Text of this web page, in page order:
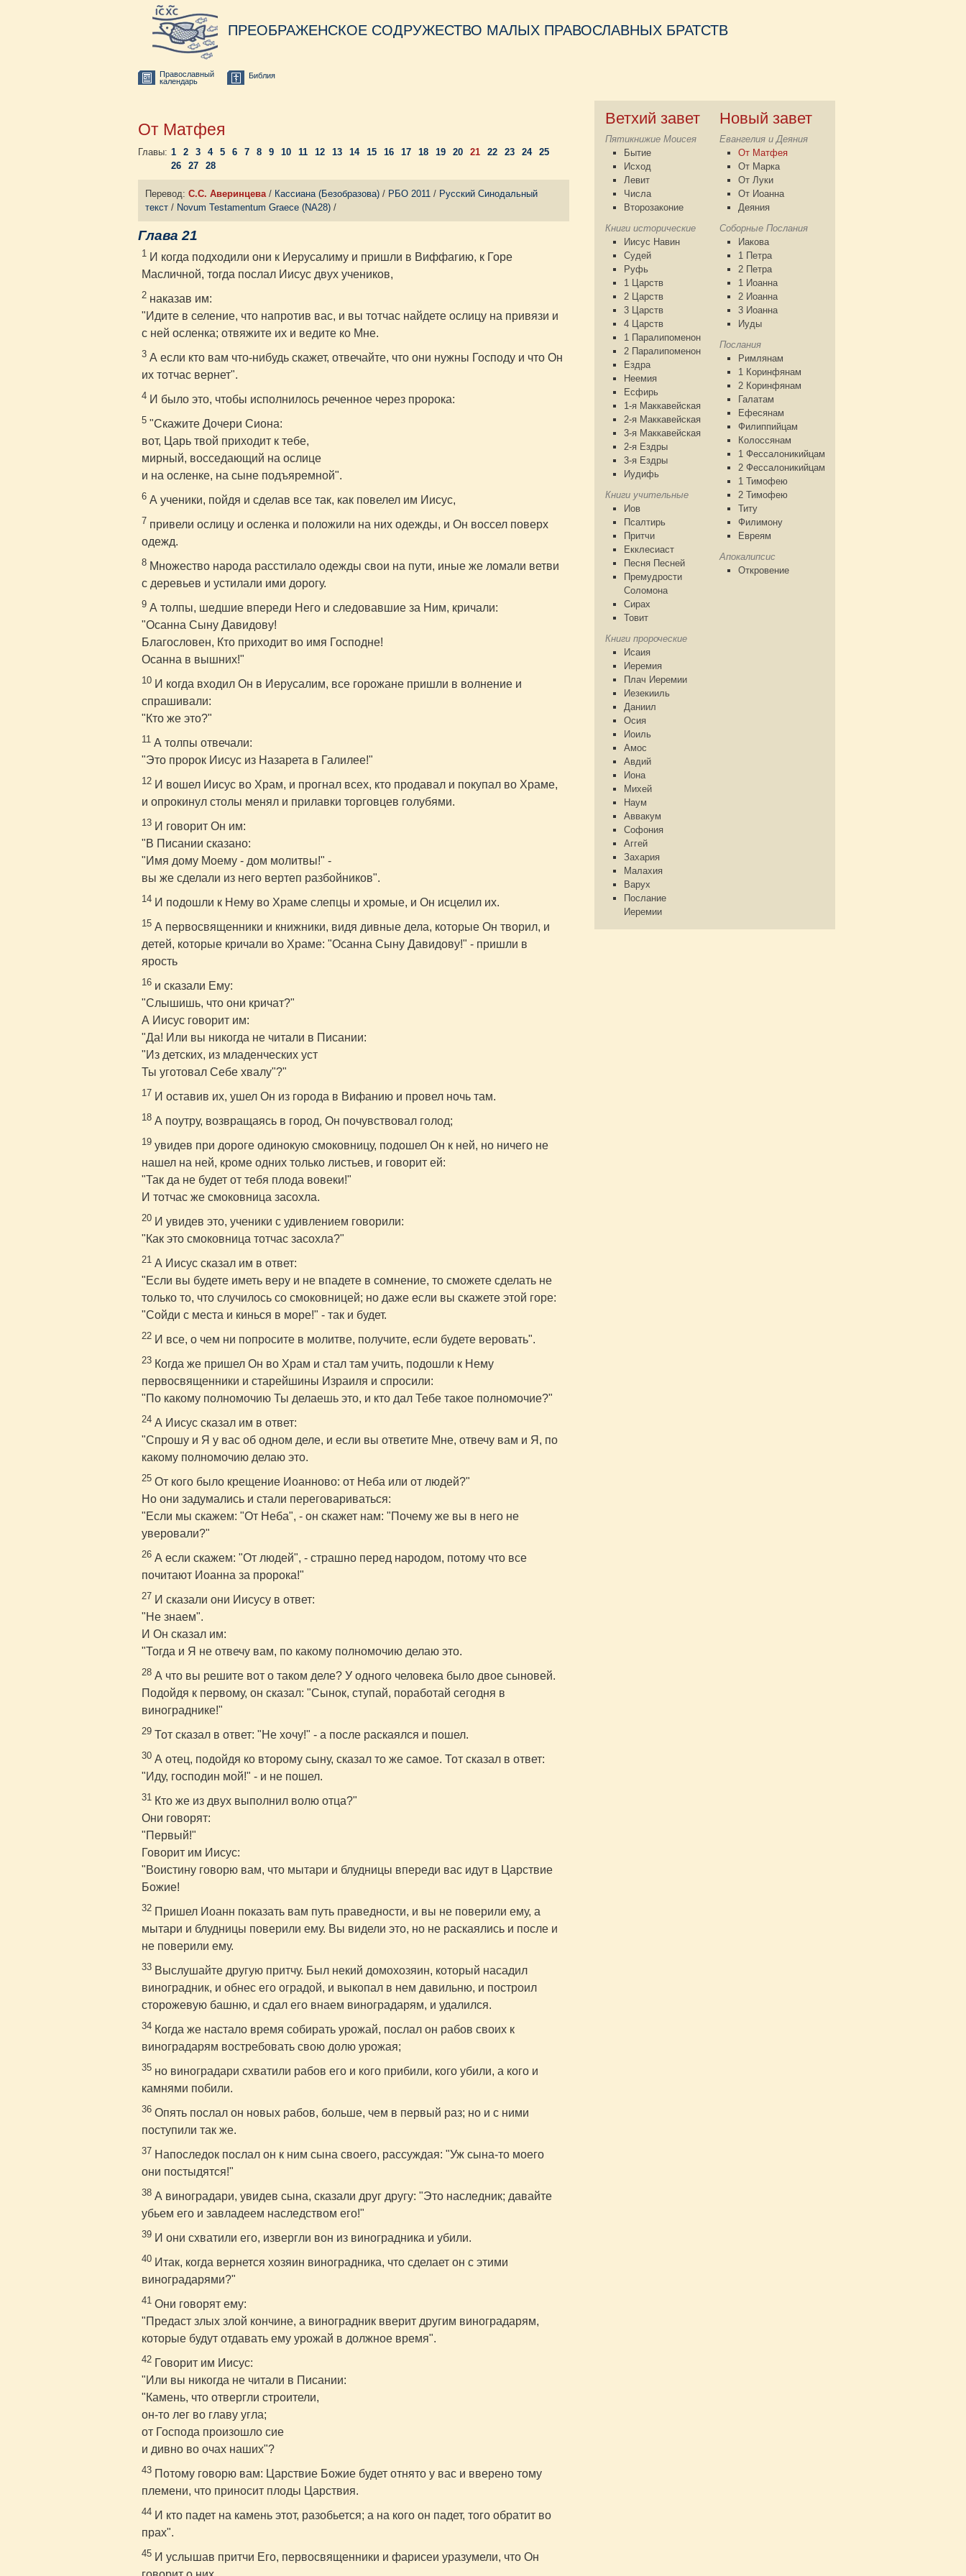
ПРЕОБРАЖЕНСКОЕ СОДРУЖЕСТВО МАЛЫХ ПРАВОСЛАВНЫХ БРАТСТВ
Православный
календарь
Библия
От Матфея
Главы: 1 2 3 4 5 6 7 8 9 10 11 12 13 14 15 16 17 18 19 20 21 22 23 24
25
26
27 28
Перевод: С.С. Аверинцева / Кассиана (Безобразова) / РБО 2011 / Русский Синодальный
текст / Novum Testamentum Graece (NA28) /
Глава 21
1 И когда подходили они к Иерусалиму и пришли в Виффагию, к Горе
Масличной, тогда послал Иисус двух учеников,
2 наказав им:
"Идите в селение, что напротив вас, и вы тотчас найдете ослицу на привязи и
с ней осленка; отвяжите их и ведите ко Мне.
3 А если кто вам что-нибудь скажет, отвечайте, что они нужны Господу и что Он
их тотчас вернет".
4 И было это, чтобы исполнилось реченное через пророка:
5 "Скажите Дочери Сиона:
вот, Царь твой приходит к тебе,
мирный, восседающий на ослице
и на осленке, на сыне подъяремной".
6 А ученики, пойдя и сделав все так, как повелел им Иисус,
7 привели ослицу и осленка и положили на них одежды, и Он воссел поверх
одежд.
8 Множество народа расстилало одежды свои на пути, иные же ломали ветви
с деревьев и устилали ими дорогу.
9 А толпы, шедшие впереди Него и следовавшие за Ним, кричали:
"Осанна Сыну Давидову!
Благословен, Кто приходит во имя Господне!
Осанна в вышних!"
10 И когда входил Он в Иерусалим, все горожане пришли в волнение и
спрашивали:
"Кто же это?"
11 А толпы отвечали:
"Это пророк Иисус из Назарета в Галилее!"
12 И вошел Иисус во Храм, и прогнал всех, кто продавал и покупал во Храме,
и опрокинул столы менял и прилавки торговцев голубями.
13 И говорит Он им:
"В Писании сказано:
"Имя дому Моему - дом молитвы!" -
вы же сделали из него вертеп разбойников".
14 И подошли к Нему во Храме слепцы и хромые, и Он исцелил их.
15 А первосвященники и книжники, видя дивные дела, которые Он творил, и
детей, которые кричали во Храме: "Осанна Сыну Давидову!" - пришли в
ярость
16 и сказали Ему:
"Слышишь, что они кричат?"
А Иисус говорит им:
"Да! Или вы никогда не читали в Писании:
"Из детских, из младенческих уст
Ты уготовал Себе хвалу"?"
17 И оставив их, ушел Он из города в Вифанию и провел ночь там.
18 А поутру, возвращаясь в город, Он почувствовал голод;
19 увидев при дороге одинокую смоковницу, подошел Он к ней, но ничего не
нашел на ней, кроме одних только листьев, и говорит ей:
"Так да не будет от тебя плода вовеки!"
И тотчас же смоковница засохла.
20 И увидев это, ученики с удивлением говорили:
"Как это смоковница тотчас засохла?"
21 А Иисус сказал им в ответ:
"Если вы будете иметь веру и не впадете в сомнение, то сможете сделать не
только то, что случилось со смоковницей; но даже если вы скажете этой горе:
"Сойди с места и кинься в море!" - так и будет.
22 И все, о чем ни попросите в молитве, получите, если будете веровать".
23 Когда же пришел Он во Храм и стал там учить, подошли к Нему
первосвященники и старейшины Израиля и спросили:
"По какому полномочию Ты делаешь это, и кто дал Тебе такое полномочие?"
24 А Иисус сказал им в ответ:
"Спрошу и Я у вас об одном деле, и если вы ответите Мне, отвечу вам и Я, по
какому полномочию делаю это.
25 От кого было крещение Иоанново: от Неба или от людей?"
Но они задумались и стали переговариваться:
"Если мы скажем: "От Неба", - он скажет нам: "Почему же вы в него не
уверовали?"
26 А если скажем: "От людей", - страшно перед народом, потому что все
почитают Иоанна за пророка!"
27 И сказали они Иисусу в ответ:
"Не знаем".
И Он сказал им:
"Тогда и Я не отвечу вам, по какому полномочию делаю это.
28 А что вы решите вот о таком деле? У одного человека было двое сыновей.
Подойдя к первому, он сказал: "Сынок, ступай, поработай сегодня в
винограднике!"
29 Тот сказал в ответ: "Не хочу!" - а после раскаялся и пошел.
30 А отец, подойдя ко второму сыну, сказал то же самое. Тот сказал в ответ:
"Иду, господин мой!" - и не пошел.
31 Кто же из двух выполнил волю отца?"
Они говорят:
"Первый!"
Говорит им Иисус:
"Воистину говорю вам, что мытари и блудницы впереди вас идут в Царствие
Божие!
32 Пришел Иоанн показать вам путь праведности, и вы не поверили ему, а
мытари и блудницы поверили ему. Вы видели это, но не раскаялись и после и
не поверили ему.
33 Выслушайте другую притчу. Был некий домохозяин, который насадил
виноградник, и обнес его оградой, и выкопал в нем давильню, и построил
сторожевую башню, и сдал его внаем виноградарям, и удалился.
34 Когда же настало время собирать урожай, послал он рабов своих к
виноградарям востребовать свою долю урожая;
35 но виноградари схватили рабов его и кого прибили, кого убили, а кого и
камнями побили.
36 Опять послал он новых рабов, больше, чем в первый раз; но и с ними
поступили так же.
37 Напоследок послал он к ним сына своего, рассуждая: "Уж сына-то моего
они постыдятся!"
38 А виноградари, увидев сына, сказали друг другу: "Это наследник; давайте
убьем его и завладеем наследством его!"
39 И они схватили его, извергли вон из виноградника и убили.
40 Итак, когда вернется хозяин виноградника, что сделает он с этими
виноградарями?"
41 Они говорят ему:
"Предаст злых злой кончине, а виноградник вверит другим виноградарям,
которые будут отдавать ему урожай в должное время".
42 Говорит им Иисус:
"Или вы никогда не читали в Писании:
"Камень, что отвергли строители,
он-то лег во главу угла;
от Господа произошло сие
и дивно во очах наших"?
43 Потому говорю вам: Царствие Божие будет отнято у вас и вверено тому
племени, что приносит плоды Царствия.
44 И кто падет на камень этот, разобьется; а на кого он падет, того обратит во
прах".
45 И услышав притчи Его, первосвященники и фарисеи уразумели, что Он
Ветхий завет
Пятикнижие Моисея
Бытие
Исход
Левит
Числа
Второзаконие
Книги исторические
Иисус Навин
Судей
Руфь
1 Царств
2 Царств
3 Царств
4 Царств
1 Паралипоменон
2 Паралипоменон
Ездра
Неемия
Есфирь
1-я Маккавейская
2-я Маккавейская
3-я Маккавейская
2-я Ездры
3-я Ездры
Иудифь
Книги учительные
Иов
Псалтирь
Притчи
Екклесиаст
Песня Песней
Премудрости
Соломона
Сирах
Товит
Книги пророческие
Исаия
Иеремия
Плач Иеремии
Иезекииль
Даниил
Осия
Иоиль
Амос
Авдий
Иона
Михей
Наум
Аввакум
Софония
Аггей
Захария
Малахия
Варух
Послание
Иеремии
Новый завет
Евангелия и Деяния
От Матфея
От Марка
От Луки
От Иоанна
Деяния
Соборные Послания
Иакова
1 Петра
2 Петра
1 Иоанна
2 Иоанна
3 Иоанна
Иуды
Послания
Римлянам
1 Коринфянам
2 Коринфянам
Галатам
Ефесянам
Филиппийцам
Колоссянам
1 Фессалоникийцам
2 Фессалоникийцам
1 Тимофею
2 Тимофею
Титу
Филимону
Евреям
Апокалипсис
Откровение